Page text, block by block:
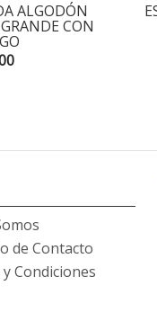
ALGODÓN
CON
de Contacto
Condiciones